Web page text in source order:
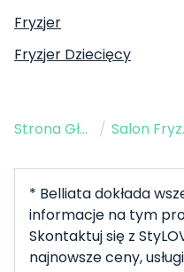
Fryzjer
Fryzjer Dziecięcy
Strona Główna /
* Belliata dokłada
informacje na tym
Skontaktuj się z
najnowsze ceny,